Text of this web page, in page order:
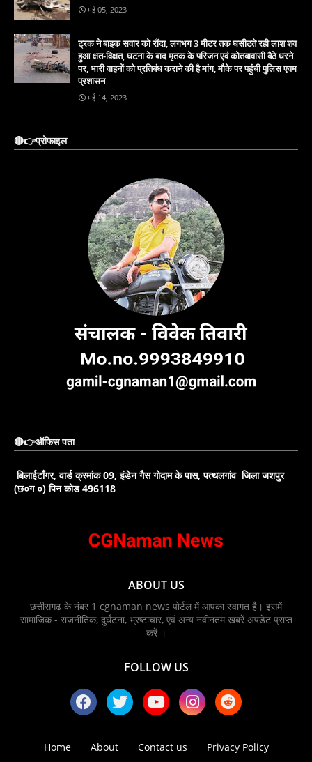
मई 05, 2023
ट्रक ने बाइक सवार को रौंदा, लगभग 3 मीटर तक घसीटते रही लाश शव
हुआ क्षत-विक्षत, घटना के बाद मृतक के परिजन एवं कोतबावासी बैठे धरने
पर, भारी वाहनों को प्रतिबंध कराने की है मांग, मौके पर पहुंची पुलिस एवम
प्रशासन
मई 14, 2023
🔴👉प्रोफाइल
🔴👉ऑफिस पता
बिलाईटाँगर, वार्ड क्रमांक 09, इंडेन गैस गोदाम के पास, पत्थलगांव जिला जशपुर
(छ०ग ०) पिन कोड 496118
ABOUT US
छत्तीसगढ़ के नंबर 1 cgnaman news पोर्टल में आपका स्वागत है। इसमें
सामाजिक - राजनीतिक, दुर्घटना, भ्रष्टाचार, एवं अन्य नवीनतम खबरें अपडेट प्राप्त
करें ।
FOLLOW US
Home About Contact us Privacy Policy